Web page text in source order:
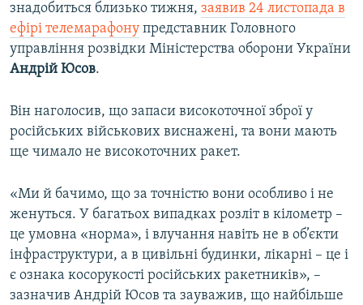
знадобиться близько тижня, заявив 24 листопада в
ефірі телемарафону представник Головного
управління розвідки Міністерства оборони України
Андрій Юсов.
Він наголосив, що запаси високоточної зброї у
російських військових виснажені, та вони мають
ще чимало не високоточних ракет.
«Ми й бачимо, що за точністю вони особливо і не
женуться. У багатьох випадках розліт в кілометр –
це умовна «норма», і влучання навіть не в об’єкти
інфраструктури, а в цивільні будинки, лікарні – це і
є ознака косорукості російських ракетників», –
зазначив Андрій Юсов та зауважив, що найбільше